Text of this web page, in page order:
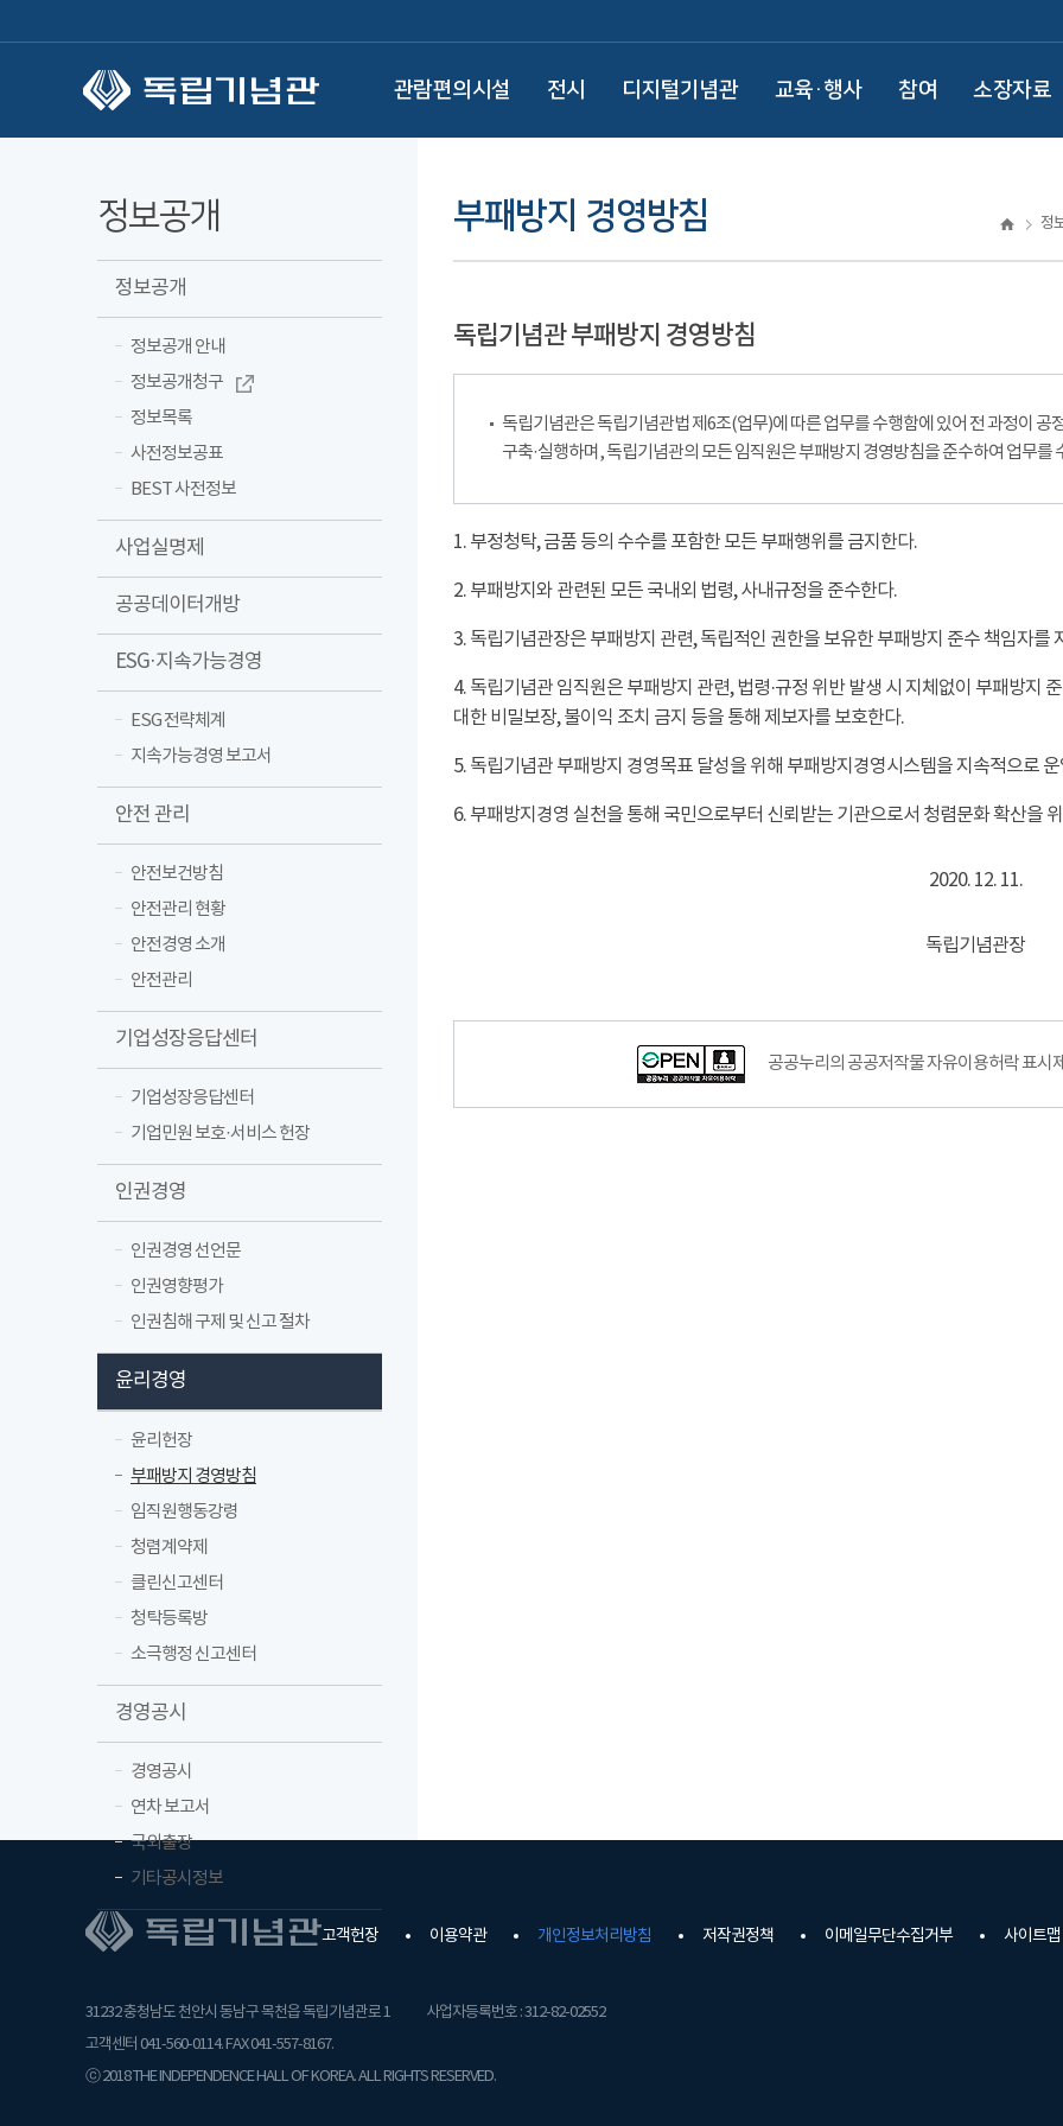
관람편의시설 전시 디지털기념관 교육·행사 참여 소장자료
정보공개
정보공개
정보공개 안내
정보공개청구
정보목록
사전정보공표
BEST 사전정보
사업실명제
공공데이터개방
ESG·지속가능경영
ESG 전략체계
지속가능경영 보고서
안전 관리
안전보건방침
안전관리 현황
안전경영 소개
안전관리
기업성장응답센터
기업성장응답센터
기업민원 보호·서비스 헌장
인권경영
인권경영 선언문
인권영향평가
인권침해 구제 및 신고 절차
윤리경영
윤리헌장
부패방지 경영방침
임직원행동강령
청렴계약제
클린신고센터
청탁등록방
소극행정 신고센터
경영공시
경영공시
연차 보고서
국외출장
기타공시정보
부패방지 경영방침 정
독립기념관 부패방지 경영방침
독립기념관은 독립기념관법 제6조(업무)에 따른 업무를 수행함에 있어 전 과정이 공
구축·실행하며, 독립기념관의 모든 임직원은 부패방지 경영방침을 준수하여 업무를
1. 부정청탁, 금품 등의 수수를 포함한 모든 부패행위를 금지한다.
2. 부패방지와 관련된 모든 국내외 법령, 사내규정을 준수한다.
3. 독립기념관장은 부패방지 관련, 독립적인 권한을 보유한 부패방지 준수 책임자를
4. 독립기념관 임직원은 부패방지 관련, 법령·규정 위반 발생 시 지체없이 부패방지
대한 비밀보장, 불이익 조치 금지 등을 통해 제보자를 보호한다.
5. 독립기념관 부패방지 경영목표 달성을 위해 부패방지경영시스템을 지속적으로
6. 부패방지경영 실천을 통해 국민으로부터 신뢰받는 기관으로서 청렴문화 확산을
2020. 12. 11.
독립기념관장
공공누리의 공공저작물 자유이용허락 표시
고객헌장 이용약관 개인정보처리방침 저작권정책 이메일무단수집거부 사이트맵
31232 충청남도 천안시 동남구 목천읍 독립기념관로 1
사업자등록번호 : 312-82-02552
고객센터 041-560-0114. FAX 041-557-8167.
ⓒ 2018 THE INDEPENDENCE HALL OF KOREA. ALL RIGHTS RESERVED.